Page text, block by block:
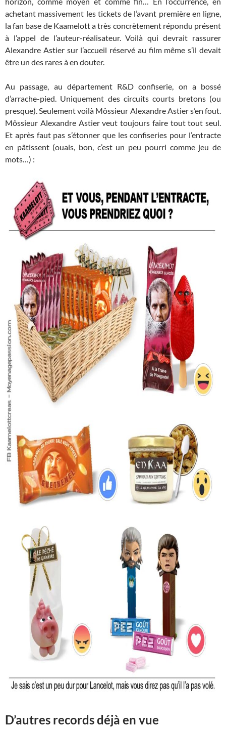
achetant massivement les tickets de l’avant première en ligne,
la fan base de Kaamelott a très concrètement répondu présent
à l’appel de l’auteur-réalisateur. Voilà qui devrait rassurer
Alexandre Astier sur l’accueil réservé au film même s’il devait
être un des rares à en douter.
Au passage, au département R&D confiserie, on a bossé
d’arrache-pied. Uniquement des circuits courts bretons (ou
presque). Seulement voilà Môssieur Alexandre Astier s’en fout.
Môssieur Alexandre Astier veut toujours faire tout tout seul.
Et après faut pas s’étonner que les confiseries pour l’entracte
en pâtissent (ouais, bon, c’est un peu pourri comme jeu de
mots…) :
D’autres records déjà en vue